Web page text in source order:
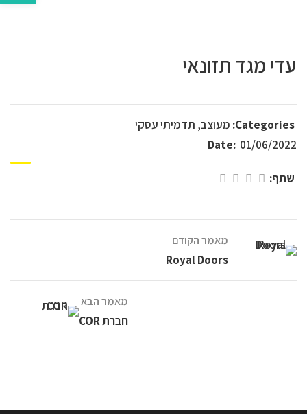
עדי מגד תזונאי
Categories: מעוצב, תדמיתי עסקי
Date: 01/06/2022
שתף:
מאמר הקודם
Royal Doors
מאמר הבא
חברת COR